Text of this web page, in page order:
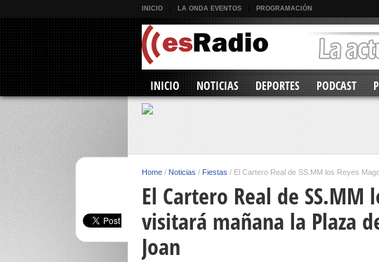
INICIO LA ONDA EVENTOS PROGRAMACIÓN
INICIO NOTICIAS DEPORTES PODCAST
Home / Noticias / Fiestas / El Cartero Real de SS.MM los Reyes
El Cartero Real de SS.MM
visitará mañana la Plaza
Joan